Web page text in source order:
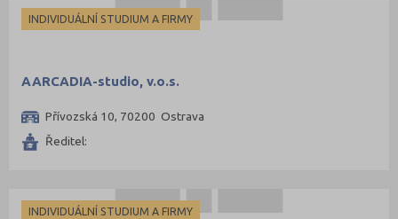
Kladno (9)
Kutná Hora (6)
Liberec (8)
Louny (1)
INDIVIDUÁLNÍ STUDIUM A FIRMY
AARCADIA-studio, v.o.s.
Přívozská 10, 70200 Ostrava
Ředitel:
INDIVIDUÁLNÍ STUDIUM A FIRMY